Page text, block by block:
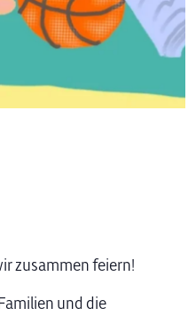
zusammen feiern!
und die